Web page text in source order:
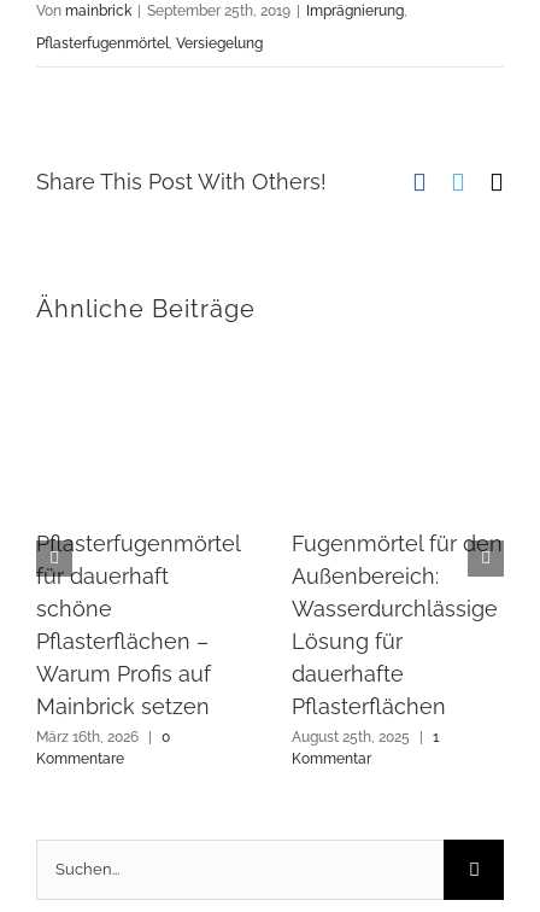
Von mainbrick | September 25th, 2019 | Imprägnierung
Pflasterfugenmörtel
Versiegelung
Share This Post With Others! Facebook
Twitter
Ähnliche Beiträge
Pflasterfugenmörtel
für dauerhaft
schöne
Pflasterflächen –
Warum Profis auf
Mainbrick setzen
März 16th, 2026 |
0
Kommentare
Fugenmörtel für den
Außenbereich:
Wasserdurchlässige
Lösung für
dauerhafte
Pflasterflächen
August 25th, 2025 |
1
Kommentar
Suche
nach: